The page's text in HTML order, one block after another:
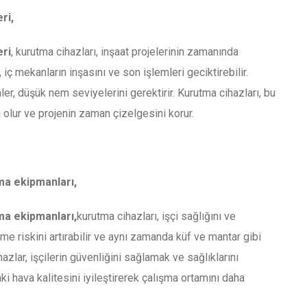
, kurutma cihazları, inşaat projelerinin zamanında
iç mekanların inşasını ve son işlemleri geciktirebilir.
düşük nem seviyelerini gerektirir. Kurutma cihazları, bu
olur ve projenin zaman çizelgesini korur.
ekipmanları,
ekipmanları,kurutma cihazları, işçi sağlığını ve
riskini artırabilir ve aynı zamanda küf ve mantar gibi
işçilerin güvenliğini sağlamak ve sağlıklarını
hava kalitesini iyileştirerek çalışma ortamını daha